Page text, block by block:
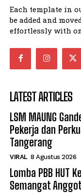
Each template in
be added and
effortlessly with
LATEST ARTICLES
LSM MAUNG
Pekerja dan
Tangerang
VIRAL 8 Agustus 2026
Lomba PBB HUT
Semangat